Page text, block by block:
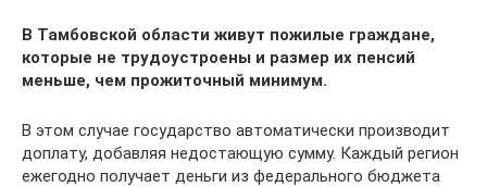
В Тамбовской области живут пожилые граждане,
которые не трудоустроены и размер их пенсий
меньше, чем прожиточный минимум.
В этом случае государство автоматически производит
доплату, добавляя недостающую сумму. Каждый регион
ежегодно получает деньги из федерального бюджета